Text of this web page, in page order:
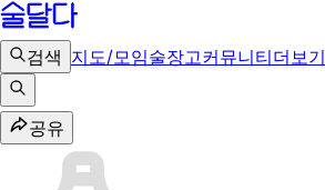
검색 지도/모임술장고커뮤니티더보기
공유